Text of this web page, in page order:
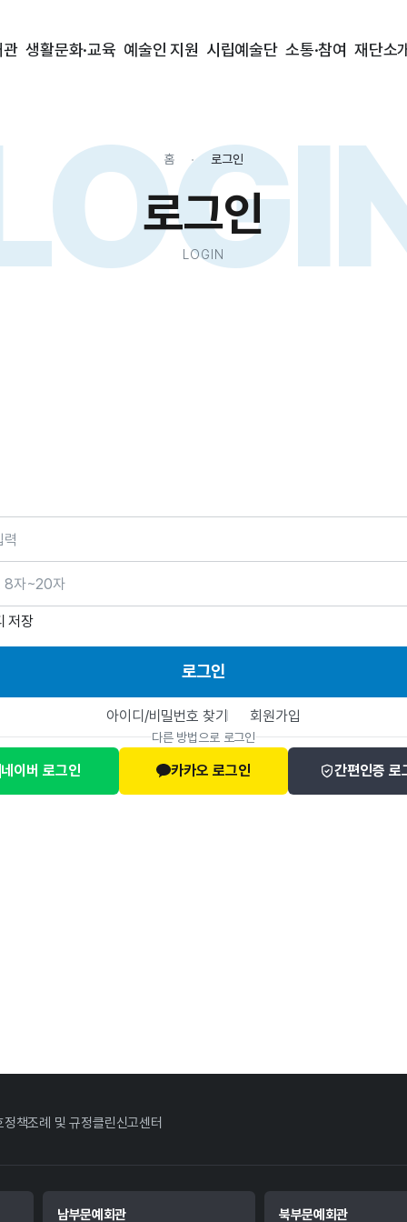
관 생활문화·교육 예술인 지원 시립예술단 소통·참여 재단소
홈 로그인
로그인
LOGIN
저장
로그인
아이디/비밀번호 찾기 회원가입
다른 방법으로 로그인
네이버 로그인 카카오 로그인 간편인증 로
정책조례 및 규정클린신고센터
남부문예회관 북부문예회관